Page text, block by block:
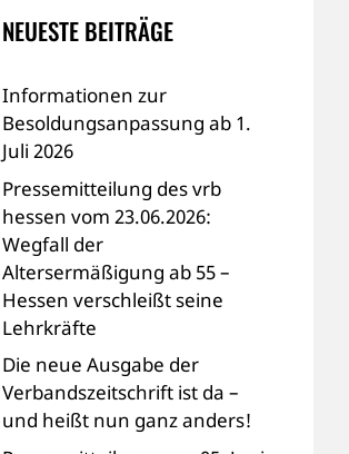
NEUESTE BEITRÄGE
Informationen zur
Besoldungsanpassung ab 1.
Juli 2026
Pressemitteilung des vrb
hessen vom 23.06.2026:
Wegfall der
Altersermäßigung ab 55 –
Hessen verschleißt seine
Lehrkräfte
Die neue Ausgabe der
Verbandszeitschrift ist da –
und heißt nun ganz anders!